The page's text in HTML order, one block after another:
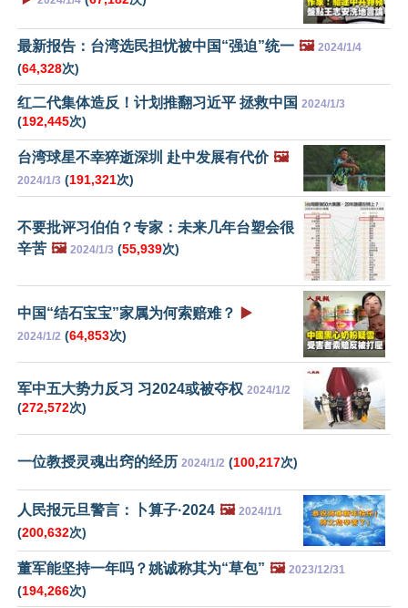
最新报告：台湾选民担忧被中国“强迫”统一 🖼️ 2024/1/4
(64,328次)
红二代集体造反！计划推翻习近平 拯救中国 2024/1/3
(192,445次)
台湾球星不幸猝逝深圳 赴中发展有代价 🖼️
2024/1/3 (191,321次)
不要批评习伯伯？专家：未来几年台塑会很
辛苦 🖼️ 2024/1/3 (55,939次)
中国“结石宝宝”家属为何索赔难？ ▶️
2024/1/2 (64,853次)
军中五大势力反习 习2024或被夺权 2024/1/2
(272,572次)
一位教授灵魂出窍的经历 2024/1/2 (100,217次)
人民报元旦警言：卜算子·2024 🖼️ 2024/1/1
(200,632次)
董军能坚持一年吗？姚诚称其为“草包” 🖼️ 2023/12/31
(194,266次)